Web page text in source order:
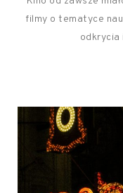
filmy o tematyce
odkrycia